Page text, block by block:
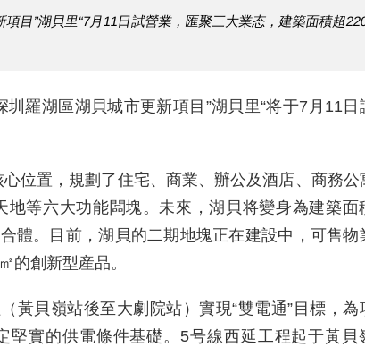
目”湖貝里“7月11日試營業，匯聚三大業态，建築面積超
圳羅湖區湖貝城市更新項目”湖貝里“将于7月11日
位置，規劃了住宅、商業、辦公及酒店、商務公
地等六大功能闆塊。未來，湖貝将變身為建築面
體。目前，湖貝的二期地塊正在建設中，可售物
的創新型産品。
黃貝嶺站後至大劇院站）實現“雙電通”目標，為
堅實的供電條件基礎。5号線西延工程起于黃貝